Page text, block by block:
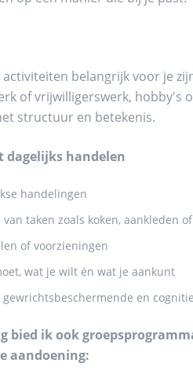
activiteiten belangrijk voor je
of vrijwilligerswerk, hobby's
structuur en betekenis.
dagelijks handelen
handelingen
taken zoals koken, aankleden
of voorzieningen
wat je wilt én wat je aankunt
gewrichtsbeschermende en
bied ik ook
aandoening: